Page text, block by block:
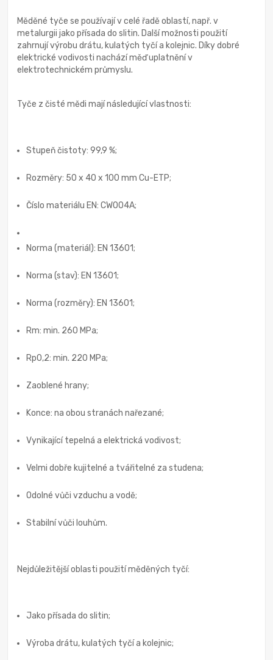
Měděné tyče se používají v celé řadě oblastí, např. v
metalurgii jako přísada do slitin. Další možnosti použití
zahrnují výrobu drátu, kulatých tyčí a kolejnic. Díky dobré
elektrické vodivosti nachází měď uplatnění v
elektrotechnickém průmyslu.
Tyče z čisté mědi mají následující vlastnosti:
Stupeň čistoty: 99,9 %;
Rozměry: 50 x 40 x 100 mm Cu-ETP;
Číslo materiálu EN: CW004A;
Norma (materiál): EN 13601;
Norma (stav): EN 13601;
Norma (rozměry): EN 13601;
Rm: min. 260 MPa;
Rp0,2: min. 220 MPa;
Zaoblené hrany;
Konce: na obou stranách nařezané;
Vynikající tepelná a elektrická vodivost;
Velmi dobře kujitelné a tvářitelné za studena;
Odolné vůči vzduchu a vodě;
Stabilní vůči louhům.
Nejdůležitější oblasti použití měděných tyčí:
Jako přísada do slitin;
Výroba drátu, kulatých tyčí a kolejnic;